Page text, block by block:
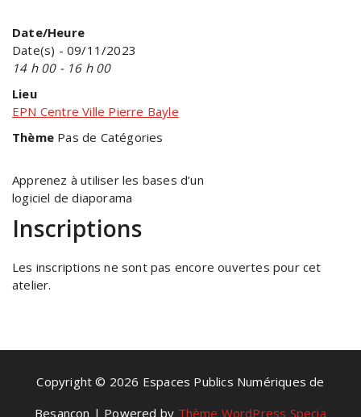
Date/Heure
Date(s) - 09/11/2023
14 h 00 - 16 h 00
Lieu
EPN Centre Ville Pierre Bayle
Thème Pas de Catégories
Apprenez à utiliser les bases d’un
logiciel de diaporama
Inscriptions
Les inscriptions ne sont pas encore ouvertes pour cet
atelier.
Copyright © 2026 Espaces Publics Numériques de
Besançon | Powered by Thème WordPress Specia